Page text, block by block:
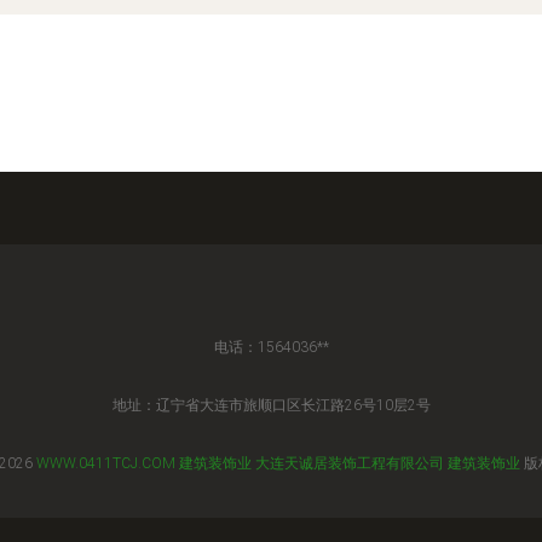
电话：1564036**
地址：辽宁省大连市旅顺口区长江路26号10层2号
WWW.0411TCJ.COM 建筑装饰业 大连天诚居装饰工程有限公司 建筑装饰业